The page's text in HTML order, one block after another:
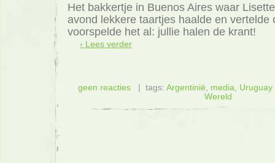
Het bakkertje in Buenos Aires waar
avond lekkere taartjes haalde en vertelde
voorspelde het al: jullie halen de krant!
› Lees verder
geen reacties| tags: Argentinië media Uruguay
Wereld